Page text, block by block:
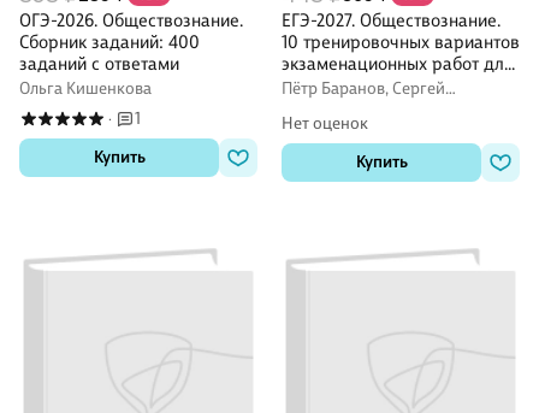
ОГЭ-2026. Обществознание.
Сборник заданий: 400
заданий с ответами
Ольга Кишенкова
·
1
Купить
ЕГЭ-2027. Обществознание.
10 тренировочных вариантов
экзаменационных работ для
подготовки к ЕГЭ
Пётр Баранов, Сергей
Нет оценок
Купить